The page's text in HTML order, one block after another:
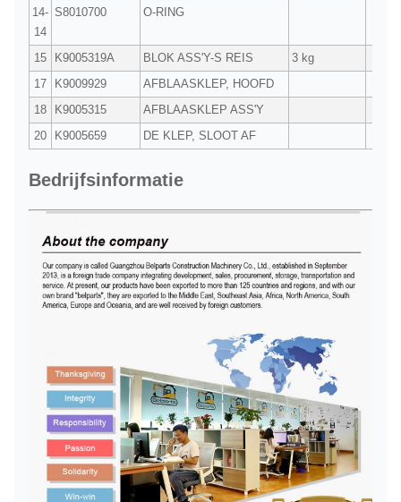
14-
14
S8010700 O-RING
15 K9005319A BLOK ASS'Y-S REIS 3 kg
17
K9009929 AFBLAASKLEP, HOOFD
18
K9005315 AFBLAASKLEP ASS'Y
20
K9005659 DE KLEP, SLOOT AF
Bedrijfsinformatie